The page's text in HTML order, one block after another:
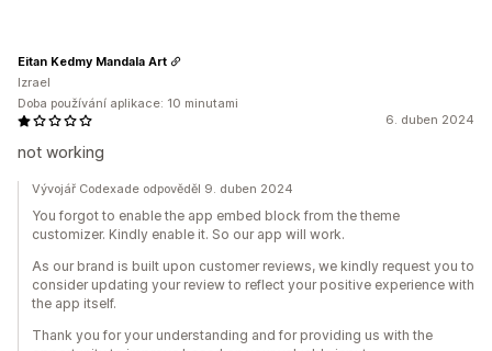
6. duben 2024
not working
Eitan Kedmy Mandala Art
Izrael
Doba používání aplikace: 10 minutami
Vývojář Codexade odpověděl 9. duben 2024
You forgot to enable the app embed block from the theme
customizer. Kindly enable it. So our app will work.
As our brand is built upon customer reviews, we kindly request you to
consider updating your review to reflect your positive experience with
the app itself.
Thank you for your understanding and for providing us with the